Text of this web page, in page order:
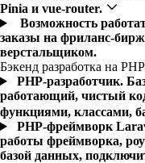
Pinia и vue-router.
Возможность
заказы на фриланс-
верстальщиком.
Бэкенд разработка на PHP
PHP-разработчик.
работающий, чистый
функциями, классами,
PHP-фреймворк
работы фреймворка,
базой данных,